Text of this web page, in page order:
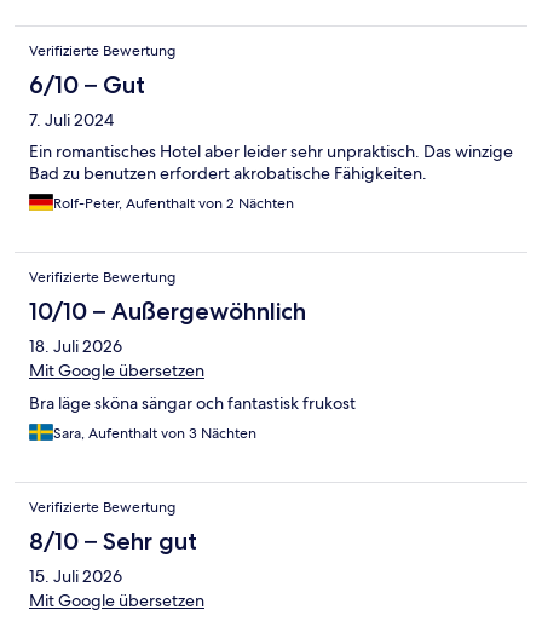
Verifizierte Bewertung
6/10 – Gut
7. Juli 2024
Ein romantisches Hotel aber leider sehr unpraktisch. Das winzige
Bad zu benutzen erfordert akrobatische Fähigkeiten.
Rolf-Peter, Aufenthalt von 2 Nächten
Verifizierte Bewertung
10/10 – Außergewöhnlich
18. Juli 2026
Mit Google übersetzen
Bra läge sköna sängar och fantastisk frukost
Sara, Aufenthalt von 3 Nächten
Verifizierte Bewertung
8/10 – Sehr gut
15. Juli 2026
Mit Google übersetzen